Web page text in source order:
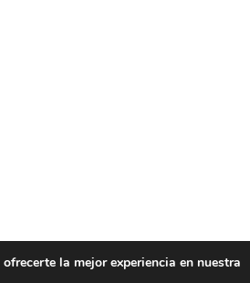
la mejor experiencia en nuestra